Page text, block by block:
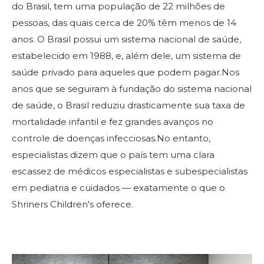
PROCURAR
OUR PHILANTHROPY
LEADERSHIP
WOMEN IMPACTING CARE
do Brasil, tem uma população de 22 milhões de
pessoas, das quais cerca de 20% têm menos de 14
anos. O Brasil possui um sistema nacional de saúde,
estabelecido em 1988, e, além dele, um sistema de
saúde privado para aqueles que podem pagar.Nos
anos que se seguiram à fundação do sistema nacional
de saúde, o Brasil reduziu drasticamente sua taxa de
mortalidade infantil e fez grandes avanços no
controle de doenças infecciosas.No entanto,
especialistas dizem que o país tem uma clara
escassez de médicos especialistas e subespecialistas
em pediatria e cuidados — exatamente o que o
Shriners Children's oferece.